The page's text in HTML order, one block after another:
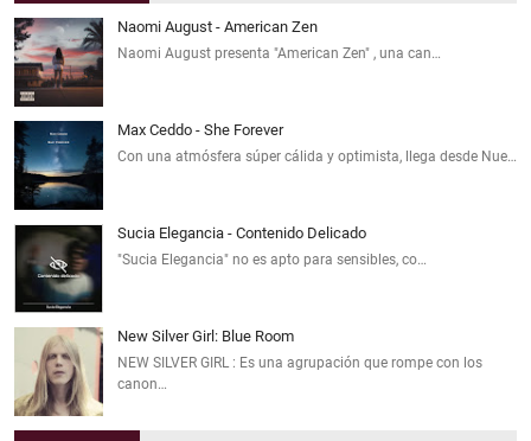
Naomi August - American Zen
Naomi August presenta "American Zen" , una can…
Max Ceddo - She Forever
Con una atmósfera súper cálida y optimista, llega desde Nue…
Sucia Elegancia - Contenido Delicado
"Sucia Elegancia" no es apto para sensibles, co…
New Silver Girl: Blue Room
NEW SILVER GIRL : Es una agrupación que rompe con los
canon…